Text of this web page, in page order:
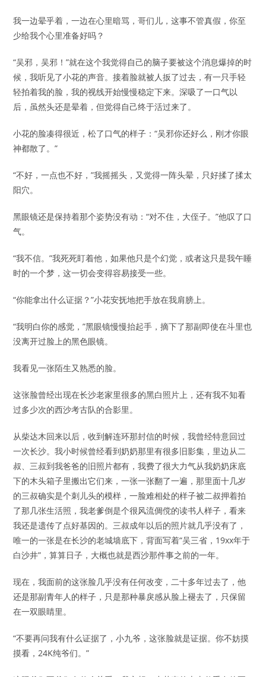
我一边晕乎着，一边在心里暗骂，哥们儿，这事不管真假，你至
少给我个心里准备好吗？
“吴邪，吴邪！”就在这个我觉得自己的脑子要被这个消息爆掉的时
候，我听见了小花的声音。接着脸就被人扳了过去，有一只手轻
轻拍着我的脸，我的视线开始慢慢稳定下来。深吸了一口气以
后，虽然头还是晕着，但觉得自己终于活过来了。
小花的脸凑得很近，松了口气的样子：“吴邪你还好么，刚才你眼
神都散了。”
“不好，一点也不好，”我摇摇头，又觉得一阵头晕，只好揉了揉太
阳穴。
黑眼镜还是保持着那个姿势没有动：“对不住，大侄子。”他叹了口
气。
“我不信。”我死死盯着他，如果他只是个幻觉，或者这只是我午睡
时的一个梦，这一切会变得容易接受一些。
“你能拿出什么证据？”小花安抚地把手放在我肩膀上。
“我明白你的感觉，”黑眼镜慢慢抬起手，摘下了那副即使在斗里也
没离开过脸上的黑色眼镜。
我看见一张陌生又熟悉的脸。
这张脸曾经出现在长沙老家里很多的黑白照片上，还有我不知看
过多少次的西沙考古队的合影里。
从柴达木回来以后，收到解连环那封信的时候，我曾经特意回过
一次长沙。我小时候曾经看到奶奶那里有很多旧影集，里边从二
叔、三叔到我爸爸的旧照片都有，我费了很大力气从我奶奶床底
下的木头箱子里搬出它们来，一张一张翻了一遍，那里面十几岁
的三叔确实是个刺儿头的模样，一脸难相处的样子被二叔押着拍
了那几张生活照，我老爹倒是个很风流倜傥的读书人样子，看来
我还是遗传了点好基因的。三叔成年以后的照片就几乎没有了，
唯一的一张是在长沙的老城墙底下，背面写着“吴三省，19xx年于
白沙井”，算算日子，大概也就是西沙那件事之前的一年。
现在，我面前的这张脸几乎没有任何改变，二十多年过去了，他
还是那副青年人的样子，只是那种暴戾感从脸上褪去了，只保留
在一双眼睛里。
“不要再问我有什么证据了，小九爷，这张脸就是证据。你不妨摸
摸看，24K纯爷们。”